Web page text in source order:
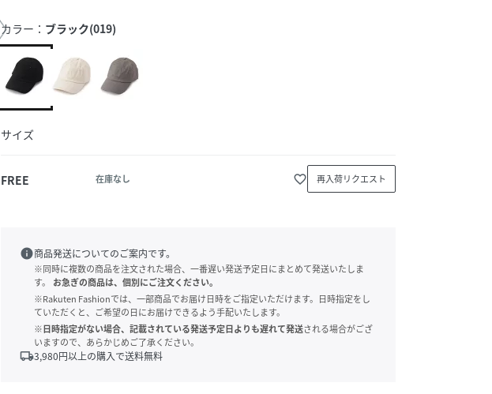
カラー： ブラック(019)
サイズ
FREE 在庫なし favorite_border 再入荷リクエスト
info商品発送についてのご案内です。
※同時に複数の商品を注文された場合、一番遅い発送予定日にまとめて発送いたしま
す。
お急ぎの商品は、個別にご注文ください。
※Rakuten Fashionでは、一部商品でお届け日時をご指定いただけます。日時指定をし
ていただくと、ご希望の日にお届けできるよう手配いたします。
※日時指定がない場合、記載されている発送予定日よりも遅れて発送される場合がござ
いますので、あらかじめご了承ください。
local_shipping3,980円以上の購入で送料無料